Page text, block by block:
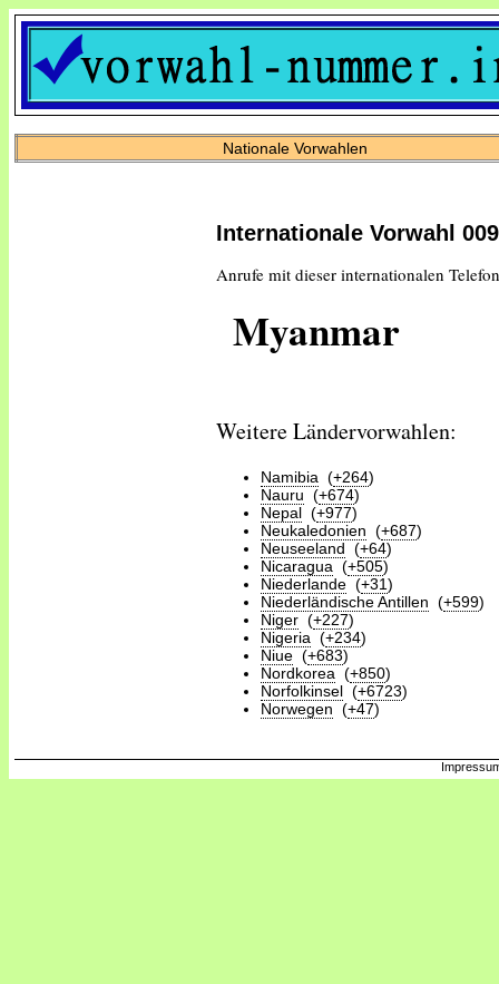
Nationale Vorwahlen
Internationale Vorwahl
Anrufe mit dieser internationalen
Myanmar
Weitere Ländervorwahlen:
Namibia (+264)
Nauru (+674)
Nepal (+977)
Neukaledonien (+687)
Neuseeland (+64)
Nicaragua (+505)
Niederlande (+31)
Niederländische Antillen (+599)
Niger (+227)
Nigeria (+234)
Niue (+683)
Nordkorea (+850)
Norfolkinsel (+6723)
Norwegen (+47)